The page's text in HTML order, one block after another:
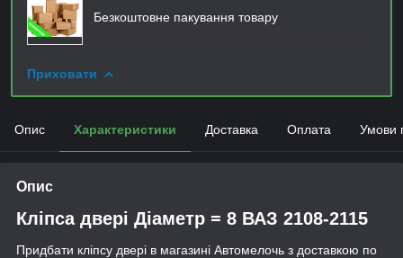
Безкоштовне пакування товару
Приховати
Опис Характеристики Доставка Оплата Умови
Опис
Кліпса двері Діаметр = 8 ВАЗ 2108-2115
Придбати кліпсу двері в магазині Автомелочь з доставкою по